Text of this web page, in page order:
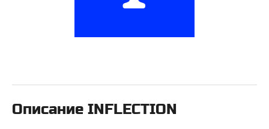
ПРОЕКТЫ
О FREEBLOCK
Описание INFLECTION